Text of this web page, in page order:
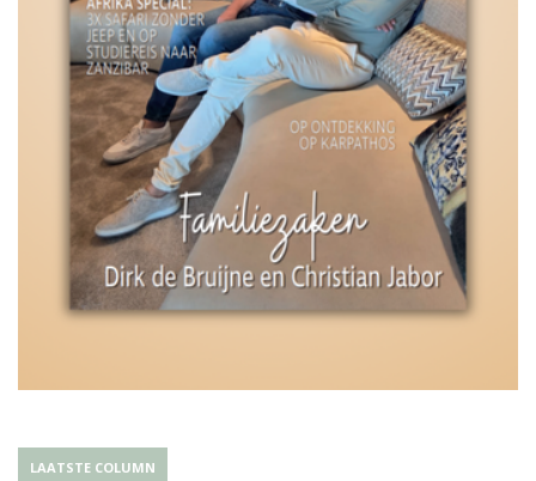
LAATSTE COLUMN